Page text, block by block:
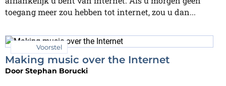
toegang meer zou hebben tot internet, zou u dan...
Voorstel
Making music over the Internet
Door Stephan Borucki